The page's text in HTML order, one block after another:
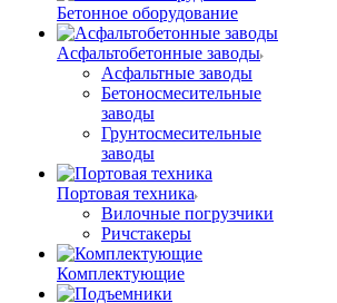
Бетонное оборудование
Асфальтобетонные заводы
Асфальтные заводы
Бетоносмесительные
заводы
Грунтосмесительные
заводы
Портовая техника
Вилочные погрузчики
Ричстакеры
Комплектующие